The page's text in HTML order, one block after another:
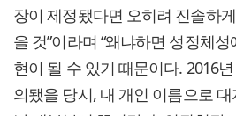
장이 제정됐다면 오히려 진솔하
을 것”이라며 “왜냐하면 성정체
현이 될 수 있기 때문이다. 2016
의됐을 당시, 내 개인 이름으로